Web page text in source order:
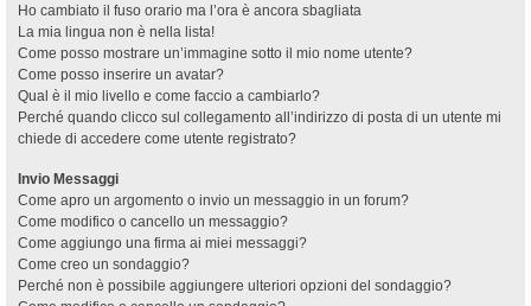
Ho cambiato il fuso orario ma l’ora è ancora sbagliata
La mia lingua non è nella lista!
Come posso mostrare un’immagine sotto il mio nome utente?
Come posso inserire un avatar?
Qual è il mio livello e come faccio a cambiarlo?
Perché quando clicco sul collegamento all’indirizzo di posta di un utente mi
chiede di accedere come utente registrato?
Invio Messaggi
Come apro un argomento o invio un messaggio in un forum?
Come modifico o cancello un messaggio?
Come aggiungo una firma ai miei messaggi?
Come creo un sondaggio?
Perché non è possibile aggiungere ulteriori opzioni del sondaggio?